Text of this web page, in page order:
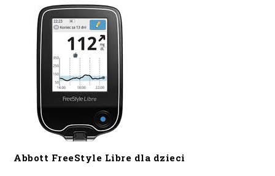
Abbott FreeStyle Libre dla dzieci